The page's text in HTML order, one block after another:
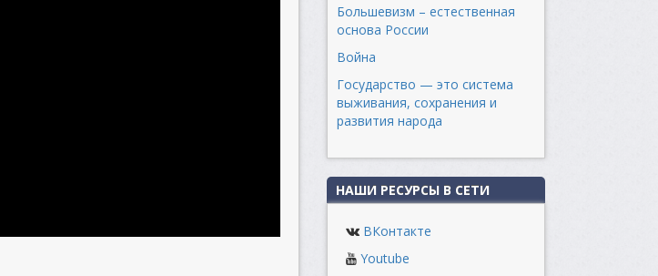
Большевизм – естественная
основа России
Война
Государство — это система
выживания, сохранения и
развития народа
НАШИ РЕСУРСЫ В СЕТИ
ВКонтакте
Youtube